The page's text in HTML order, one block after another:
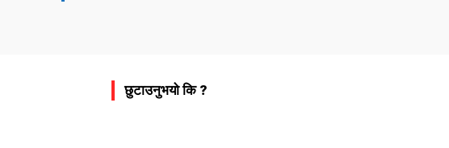
छुटाउनुभयो कि ?